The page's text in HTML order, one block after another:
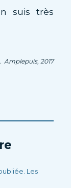
suis très
Amplepuis, 2017
Les